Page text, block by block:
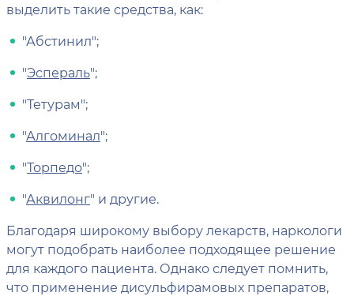
выделить такие средства, как:
"Абстинил";
"Эспераль";
"Тетурам";
"Алгоминал";
"Торпедо";
"Аквилонг" и другие.
Благодаря широкому выбору лекарств, наркологи
могут подобрать наиболее подходящее решение
для каждого пациента. Однако следует помнить,
что применение дисульфирамовых препаратов,